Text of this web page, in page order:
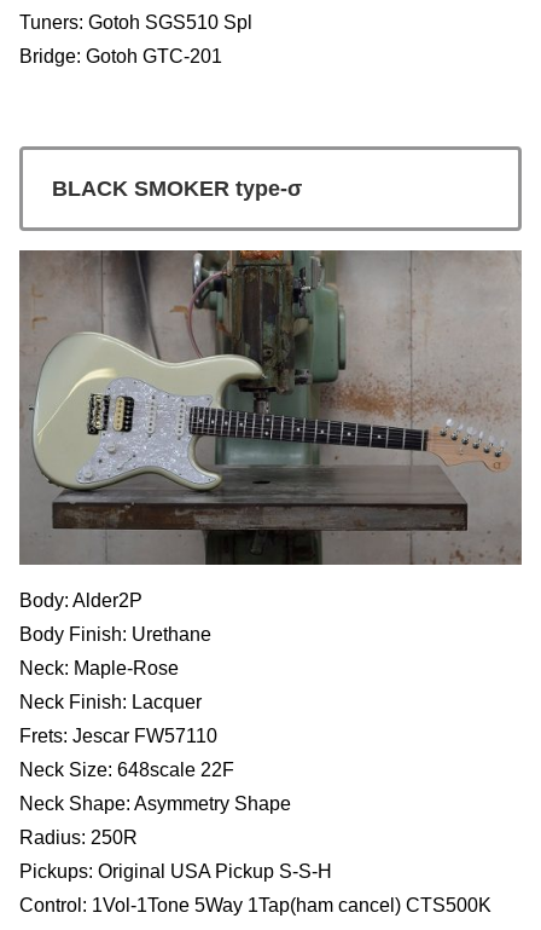
Tuners: Gotoh SGS510 Spl
Bridge: Gotoh GTC-201
BLACK SMOKER type-σ
Body: Alder2P
Body Finish: Urethane
Neck: Maple-Rose
Neck Finish: Lacquer
Frets: Jescar FW57110
Neck Size: 648scale 22F
Neck Shape: Asymmetry Shape
Radius: 250R
Pickups: Original USA Pickup S-S-H
Control: 1Vol-1Tone 5Way 1Tap(ham cancel) CTS500K